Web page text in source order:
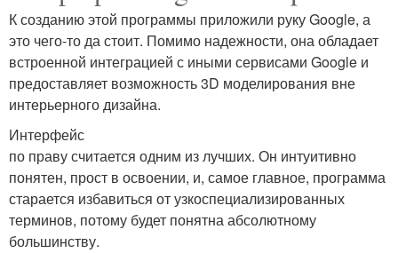
К созданию этой программы приложили руку Google, а
это чего-то да стоит. Помимо надежности, она обладает
встроенной интеграцией с иными сервисами Google и
предоставляет возможность 3D моделирования вне
интерьерного дизайна.
Интерфейс
по праву считается одним из лучших. Он интуитивно
понятен, прост в освоении, и, самое главное, программа
старается избавиться от узкоспециализированных
терминов, потому будет понятна абсолютному
большинству.